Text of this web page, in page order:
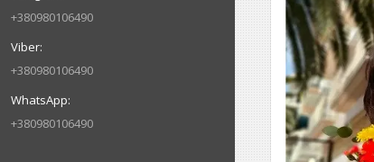
+380980106490
+380980106490
+380980106490